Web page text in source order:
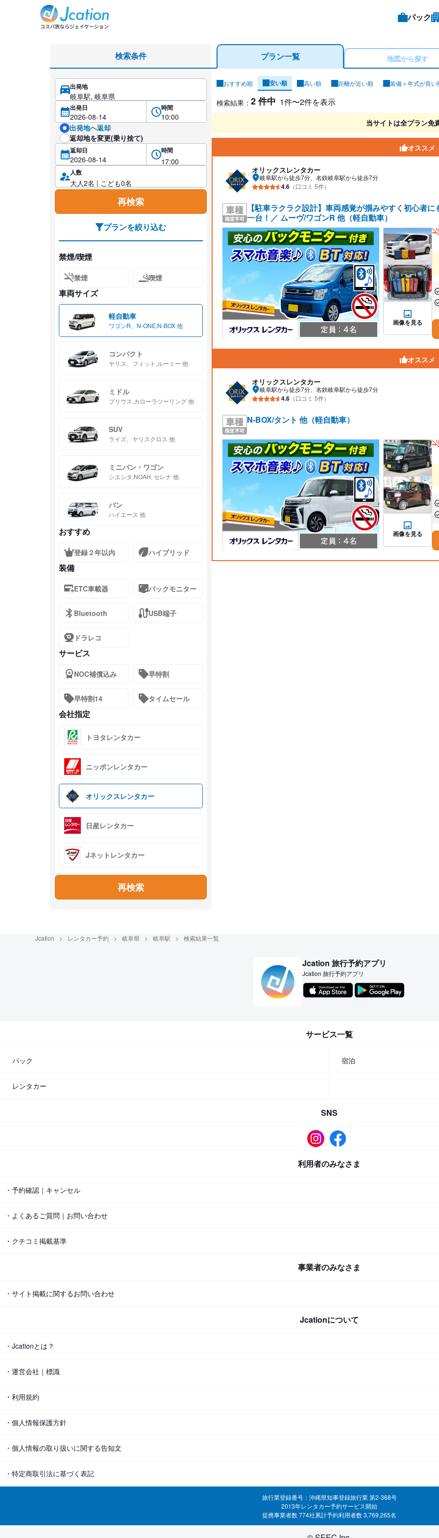
パック
プラン一覧 地図から探す
おすすめ順 安い順 高い順 距離が近い順 装備＋年式が良い
レンタカー検索結果
検索結果： 2 件中 1件〜2件を表示
当サイトは全プラン免
オススメ
オリックスレンタカー
岐阜駅から徒歩7分、名鉄岐阜駅から徒歩7分
4.6 （口コミ 5件）
【駐車ラクラク設計】車両感覚が掴みやすく初心者
一台！／ ムーヴ/ワゴンR 他（軽自動車）
画像を見る
オススメ
オリックスレンタカー
岐阜駅から徒歩7分、名鉄岐阜駅から徒歩7分
4.6 （口コミ 5件）
N-BOX/タント 他（軽自動車）
画像を見る
検索条件
出発地
出発日 時間
出発地へ返却
返却地を変更(乗り捨て)
返却日 時間
人数
再検索
プランを絞り込む
禁煙/喫煙
禁煙 喫煙
車両サイズ
軽自動車
ワゴンR、N-ONE,N-BOX 他
コンパクト
ヤリス、フィット,ルーミー 他
ミドル
プリウス,カローラツーリング 他
SUV
ライズ、ヤリスクロス 他
ミニバン・ワゴン
シエンタ,NOAH, セレナ 他
バン
ハイエース 他
おすすめ
登録２年以内 ハイブリッド
装備
ETC車載器 バックモニター
Bluetooth USB端子
ドラレコ
サービス
NOC補償込み 早特割
早特割14 タイムセール
会社指定
トヨタレンタカー
ニッポンレンタカー
オリックスレンタカー
日産レンタカー
Jネットレンタカー
再検索
Jcation レンタカー予約 岐阜県 岐阜駅 検索結果一覧
Jcation 旅行予約アプリ
Jcation 旅行予約アプリ
サービス一覧
パック 宿泊
レンタカー
SNS
利用者のみなさま
・予約確認｜キャンセル
・よくあるご質問｜お問い合わせ
・クチコミ掲載基準
事業者のみなさま
・サイト掲載に関するお問い合わせ
Jcationについて
・Jcationとは？
・運営会社｜標識
・利用規約
・個人情報保護方針
・個人情報の取り扱いに関する告知文
・特定商取引法に基づく表記
旅行業登録番号：沖縄県知事登録旅行業 第2-368号
2013年レンタカー予約サービス開始
提携事業者数 774社累計予約利用者数 3,769,265名